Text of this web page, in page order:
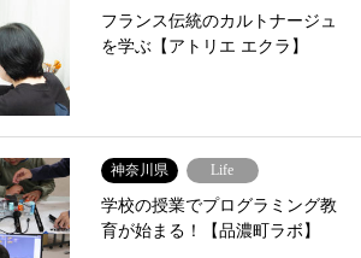
フランス伝統のカルトナージュ
を学ぶ【アトリエ エクラ】
神奈川県 Life
学校の授業でプログラミング教
育が始まる！【品濃町ラボ】